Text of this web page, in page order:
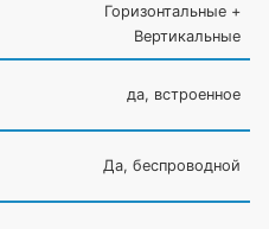
Горизонтальные +
Вертикальные
да, встроенное
Да, беспроводной